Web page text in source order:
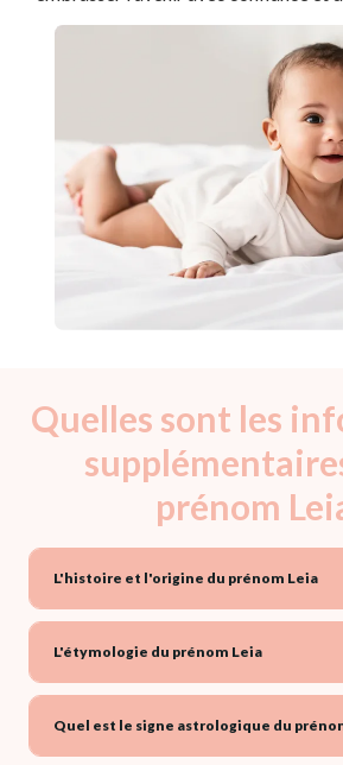
Quelles sont les
prénom
L'histoire et l'origine du prénom Leia
L'étymologie du prénom Leia
Quel est le signe astrologique du